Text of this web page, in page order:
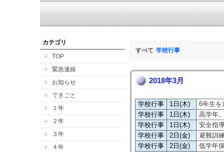
カテゴリ
TOP
緊急連絡
お知らせ
できごと
１年
２年
３年
４年
すべて 学校行事
2018年3月
学校行事 1日(木)
6年生を
学校行事
1日(木)
高学年
学校行事
1日(木)
安全指
学校行事
2日(金)
避難訓
学校行事
2日(金)
低学年